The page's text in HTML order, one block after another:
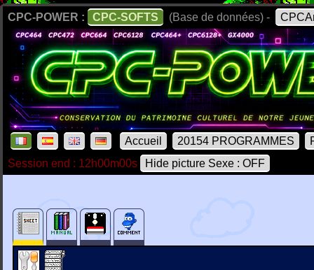
CPC-POWER : CPC-SOFTS (Base de données) -
Accueil 20154 PROGRAMMES
Session end : 12h00m00s
Hide picture Sexe : OFF